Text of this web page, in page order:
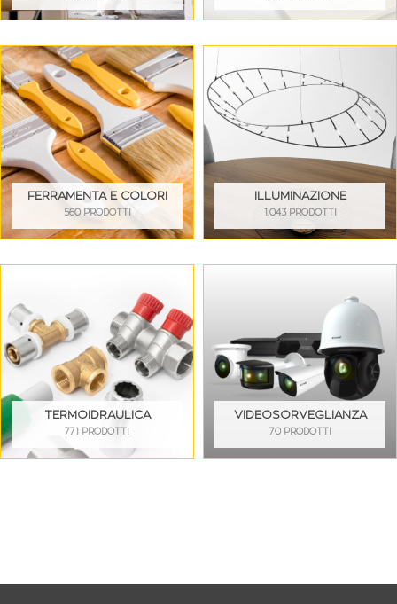
FERRAMENTA E COLORI
560 PRODOTTI
ILLUMINAZIONE
1.043 PRODOTTI
TERMOIDRAULICA
771 PRODOTTI
VIDEOSORVEGLIANZA
70 PRODOTTI